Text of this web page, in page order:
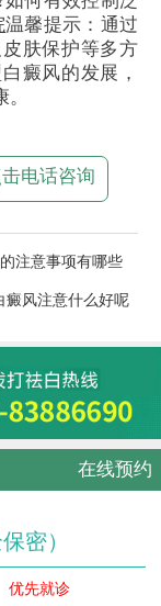
温馨提示：通过
肤保护等多方
癜风的发展，
击电话咨询
注意事项有哪些
癜风注意什么好呢
在线预约
密）
优先就诊